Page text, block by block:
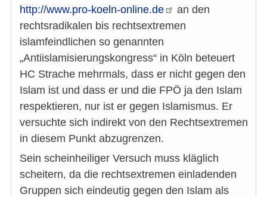
http://www.pro-koeln-online.de
an den
rechtsradikalen bis rechtsextremen
islamfeindlichen so genannten
„Antiislamisierungskongress“ in Köln beteuert
HC Strache mehrmals, dass er nicht gegen den
Islam ist und dass er und die FPÖ ja den Islam
respektieren, nur ist er gegen Islamismus. Er
versuchte sich indirekt von den Rechtsextremen
in diesem Punkt abzugrenzen.
Sein scheinheiliger Versuch muss kläglich
scheitern, da die rechtsextremen einladenden
Gruppen sich eindeutig gegen den Islam als